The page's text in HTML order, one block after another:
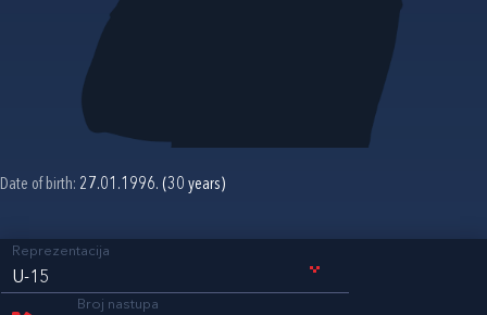
Date of birth: 27.01.1996. (30 years)
Reprezentacija
U-15
Broj nastupa